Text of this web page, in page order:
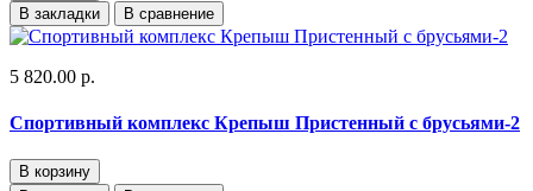
В закладки
В сравнение
5 820.00 р.
Спортивный комплекс Крепыш Пристенный с брусьями-2
В корзину